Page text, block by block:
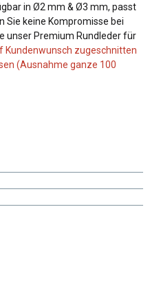
in Ø2 mm & Ø3 mm, passt
Sie keine Kompromisse bei
unser Premium Rundleder für
Kundenwunsch zugeschnitten
(Ausnahme ganze 100